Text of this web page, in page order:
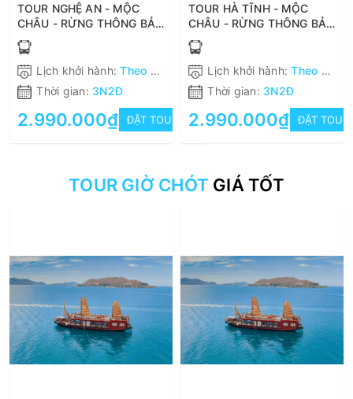
TOUR NGHỆ AN - MỘC
CHÂU - RỪNG THÔNG BẢN
ÁNG 3 NGÀY 2 ĐÊM
Lịch khởi hành:Theo khách hàng
Thời gian: 3N2Đ
2.990.000₫ ĐẶT TOUR
TOUR HÀ TĨNH - MỘC
CHÂU - RỪNG THÔNG BẢN
ÁNG 3 NGÀY 2 ĐÊM
Lịch khởi hành:Theo khách hàng
Thời gian: 3N2Đ
2.990.000₫ ĐẶT TOUR
TOUR GIỜ CHÓT GIÁ TỐT